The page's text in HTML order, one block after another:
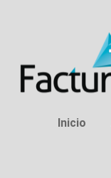
Inicio